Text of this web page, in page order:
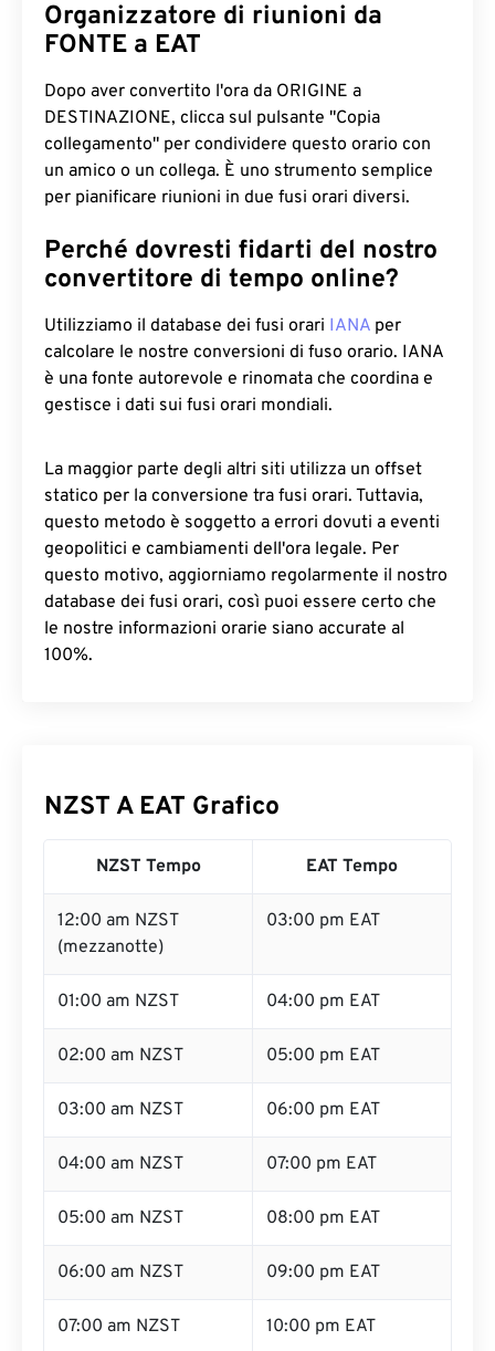
Organizzatore di riunioni da
FONTE a EAT
Dopo aver convertito l'ora da ORIGINE a
DESTINAZIONE, clicca sul pulsante "Copia
collegamento" per condividere questo orario con
un amico o un collega. È uno strumento semplice
per pianificare riunioni in due fusi orari diversi.
Perché dovresti fidarti del nostro
convertitore di tempo online?
Utilizziamo il database dei fusi orari IANA per
calcolare le nostre conversioni di fuso orario. IANA
è una fonte autorevole e rinomata che coordina e
gestisce i dati sui fusi orari mondiali.
La maggior parte degli altri siti utilizza un offset
statico per la conversione tra fusi orari. Tuttavia,
questo metodo è soggetto a errori dovuti a eventi
geopolitici e cambiamenti dell'ora legale. Per
questo motivo, aggiorniamo regolarmente il nostro
database dei fusi orari, così puoi essere certo che
le nostre informazioni orarie siano accurate al
100%.
NZST A EAT Grafico
NZST Tempo EAT Tempo
12:00 am NZST
(mezzanotte)
03:00 pm EAT
01:00 am NZST 04:00 pm EAT
02:00 am NZST 05:00 pm EAT
03:00 am NZST 06:00 pm EAT
04:00 am NZST 07:00 pm EAT
05:00 am NZST 08:00 pm EAT
06:00 am NZST 09:00 pm EAT
07:00 am NZST 10:00 pm EAT